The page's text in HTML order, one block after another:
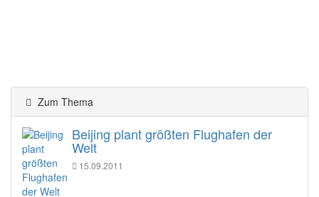
Zum Thema
Beijing plant größten Flughafen der
Welt
15.09.2011